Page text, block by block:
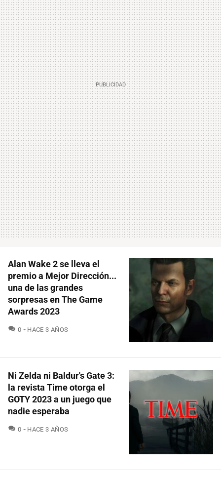
Alan Wake 2 se lleva el
premio a Mejor Dirección...
una de las grandes
sorpresas en The Game
Awards 2023
0 COMENTARIOS
HACE 3 AÑOS
Ni Zelda ni Baldur's Gate 3:
la revista Time otorga el
GOTY 2023 a un juego que
nadie esperaba
0 COMENTARIOS
HACE 3 AÑOS